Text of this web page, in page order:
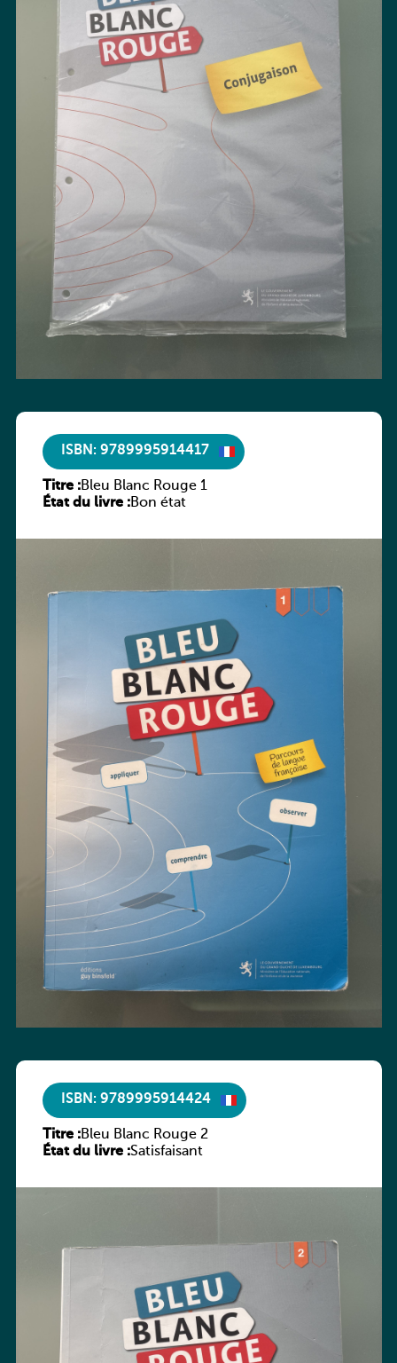
ISBN: 9789995914417
Titre :Bleu Blanc Rouge 1
État du livre :Bon état
ISBN: 9789995914424
Titre :Bleu Blanc Rouge 2
État du livre :Satisfaisant